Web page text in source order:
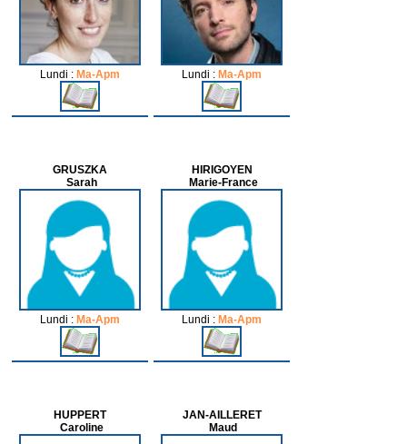
Lundi : Ma-Apm Lundi : Ma-Apm
GRUSZKA
Sarah
Lundi : Ma-Apm
HIRIGOYEN
Marie-France
Lundi : Ma-Apm
HUPPERT
Caroline
JAN-AILLERET
Maud